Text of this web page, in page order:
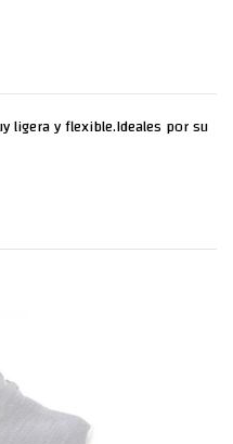
ligera y flexible.Ideales por su